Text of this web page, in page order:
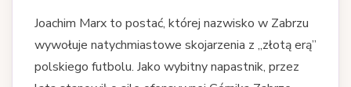
Joachim Marx to postać, której nazwisko w Zabrzu
wywołuje natychmiastowe skojarzenia z „złotą erą”
polskiego futbolu. Jako wybitny napastnik, przez